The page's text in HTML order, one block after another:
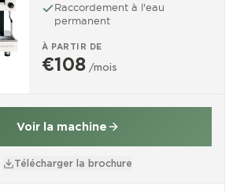
Raccordement à l'eau
permanent
À PARTIR DE
€108 /mois
Voir la machine
Télécharger la brochure